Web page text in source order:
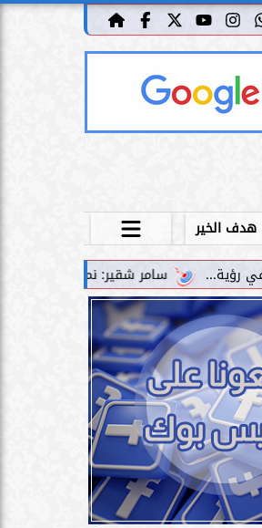
هدف الخير
سامر شقير: نمو صناديق الاستثمار الخاصة دليل